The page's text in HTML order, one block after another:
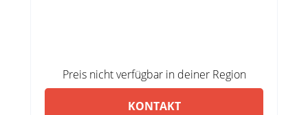
Preis nicht verfügbar in deiner Region
KONTAKT